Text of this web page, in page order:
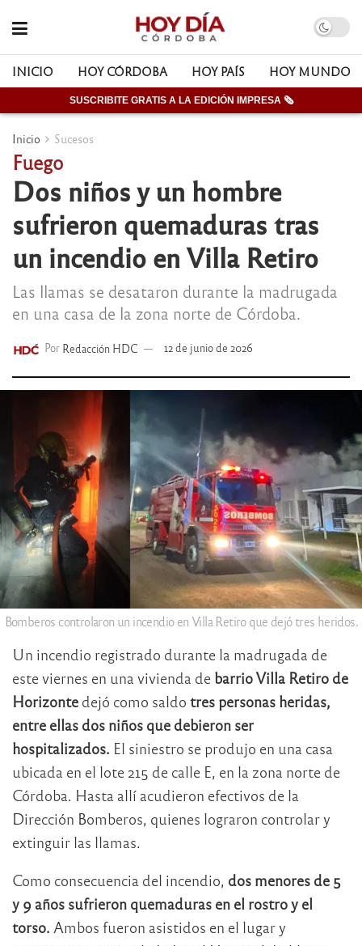
INICIO HOY CÓRDOBA HOY PAÍS HOY MUNDO
SUSCRIBITE GRATIS A LA EDICIÓN IMPRESA 🗞
Inicio Sucesos
Fuego
Dos niños y un hombre
sufrieron quemaduras tras
un incendio en Villa Retiro
Las llamas se desataron durante la madrugada
en una casa de la zona norte de Córdoba.
Por Redacción HDC 12 de junio de 2026
Bomberos controlaron un incendio en Villa Retiro que dejó tres heridos.
Un incendio registrado durante la madrugada de
este viernes en una vivienda de barrio Villa Retiro de
Horizonte dejó como saldo tres personas heridas,
entre ellas dos niños que debieron ser
hospitalizados. El siniestro se produjo en una casa
ubicada en el lote 215 de calle E, en la zona norte de
Córdoba. Hasta allí acudieron efectivos de la
Dirección Bomberos, quienes lograron controlar y
extinguir las llamas.
Como consecuencia del incendio, dos menores de 5
y 9 años sufrieron quemaduras en el rostro y el
torso. Ambos fueron asistidos en el lugar y